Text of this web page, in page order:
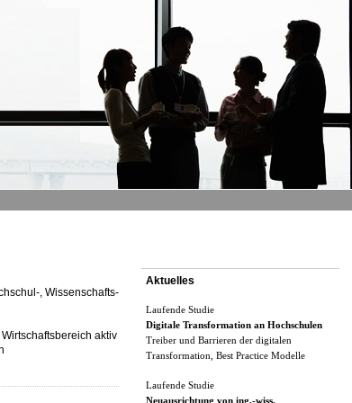
, Wissenschafts-
aktiv
Aktuelles
Laufende Studie
Digitale Transformation an Hochschulen
Treiber und Barrieren der digitalen
Transformation, Best Practice Modelle
Laufende Studie
Neuausrichtung von ing.-wiss.